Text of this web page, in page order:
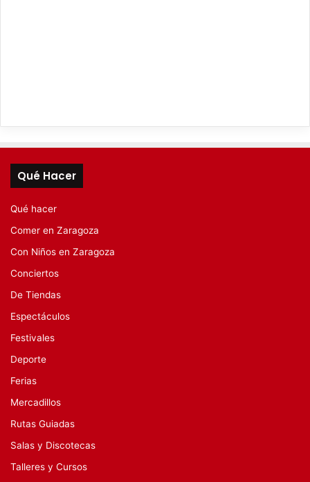
Qué Hacer
Qué hacer
Comer en Zaragoza
Con Niños en Zaragoza
Conciertos
De Tiendas
Espectáculos
Festivales
Deporte
Ferias
Mercadillos
Rutas Guiadas
Salas y Discotecas
Talleres y Cursos